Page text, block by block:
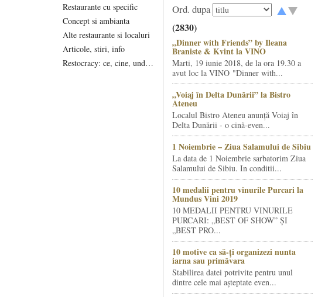
Restaurante cu specific
Concept si ambianta
Alte restaurante si localuri
Articole, stiri, info
Restocracy: ce, cine, unde...
Ord. dupa
(2830)
„Dinner with Friends” by Ileana
Braniste & Kvint la VINO
Marti, 19 iunie 2018, de la ora 19.30 a
avut loc la VINO "Dinner with...
„Voiaj în Delta Dunării” la Bistro
Ateneu
Localul Bistro Ateneu anunță Voiaj în
Delta Dunării - o cină-even...
1 Noiembrie – Ziua Salamului de Sibiu
La data de 1 Noiembrie sarbatorim Ziua
Salamului de Sibiu. In conditii...
10 medalii pentru vinurile Purcari la
Mundus Vini 2019
10 MEDALII PENTRU VINURILE
PURCARI: „BEST OF SHOW” ȘI
„BEST PRO...
10 motive ca să-ți organizezi nunta
iarna sau primăvara
Stabilirea datei potrivite pentru unul
dintre cele mai așteptate even...